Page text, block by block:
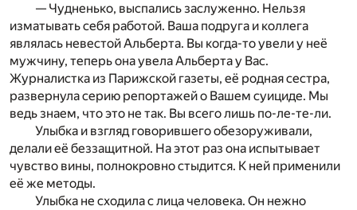
— Чудненько, выспались заслуженно. Нельзя
изматывать себя работой. Ваша подруга и коллега
являлась невестой Альберта. Вы когда-то увели у неё
мужчину, теперь она увела Альберта у Вас.
Журналистка из Парижской газеты, её родная сестра,
развернула серию репортажей о Вашем суициде. Мы
ведь знаем, что это не так. Вы всего лишь по-ле-те-ли.
Улыбка и взгляд говорившего обезоруживали,
делали её беззащитной. На этот раз она испытывает
чувство вины, полнокровно стыдится. К ней применили
её же методы.
Улыбка не сходила с лица человека. Он нежно